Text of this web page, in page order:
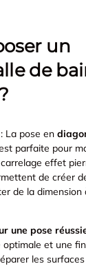
un
de
: La pose en
parfaite pour
effet
de créer
de la dimension
une pose
et une
les